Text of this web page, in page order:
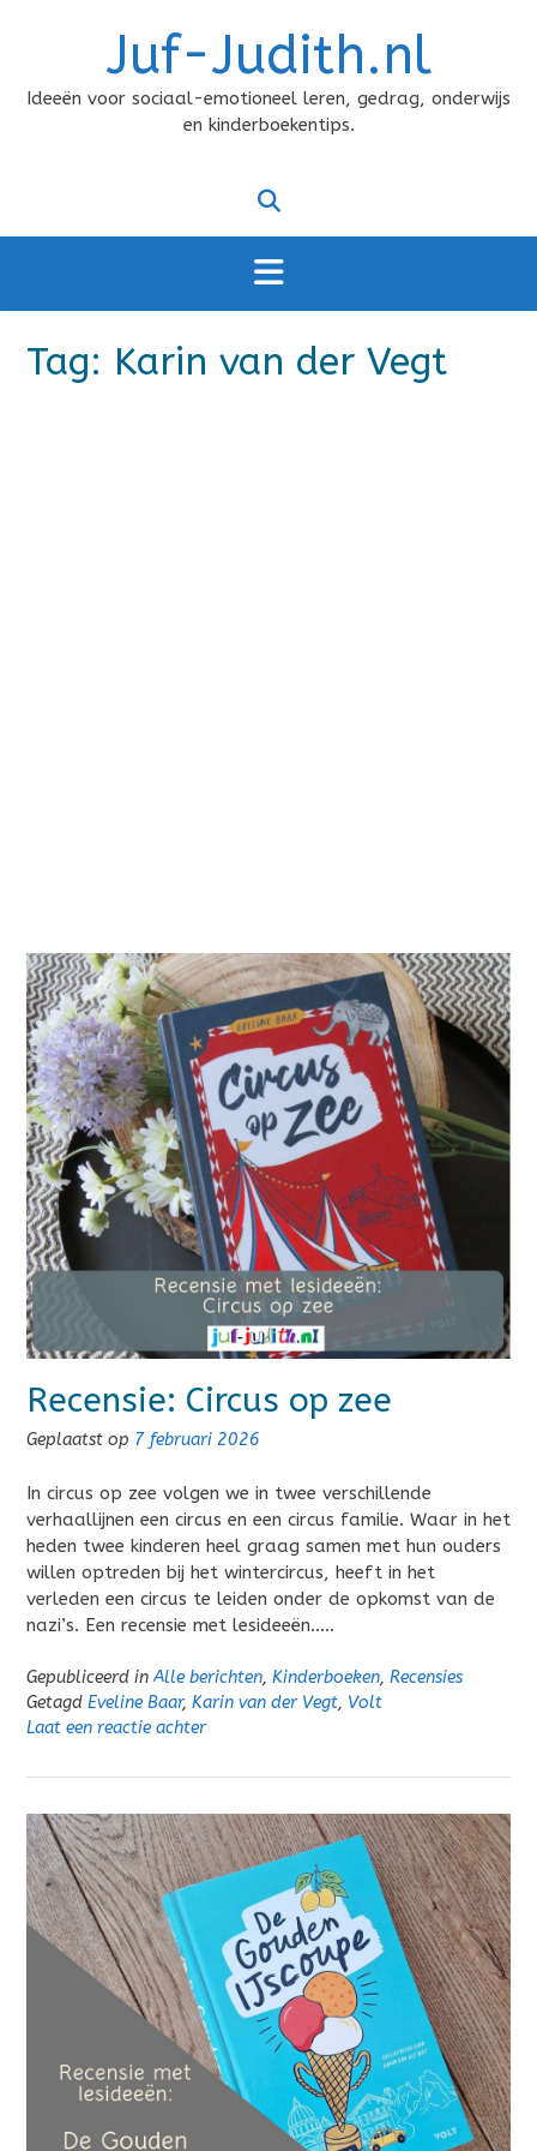
Juf-Judith.nl
Ideeën voor sociaal-emotioneel leren, gedrag, onderwijs
en kinderboekentips.
Tag: Karin van der Vegt
Recensie: Circus op zee
Geplaatst op 7 februari 2026
In circus op zee volgen we in twee verschillende
verhaallijnen een circus en een circus familie. Waar in het
heden twee kinderen heel graag samen met hun ouders
willen optreden bij het wintercircus, heeft in het
verleden een circus te leiden onder de opkomst van de
nazi’s. Een recensie met lesideeën…..
Gepubliceerd inAlle berichten, Kinderboeken, Recensies
Getagd Eveline Baar, Karin van der Vegt, Volt
Laat een reactie achter